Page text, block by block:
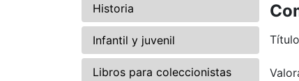
Historia
Infantil y juvenil
Libros para coleccionistas